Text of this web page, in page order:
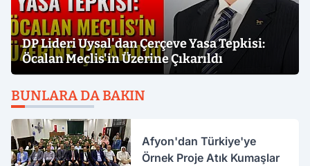
DP Lideri Uysal'dan Çerçeve Yasa Tepkisi:
Öcalan Meclis'in Üzerine Çıkarıldı
BUNLARA DA BAKIN
Afyon'dan Türkiye'ye
Örnek Proje Atık Kumaşlar